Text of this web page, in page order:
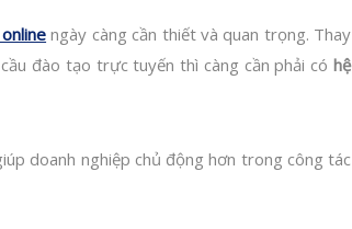
ngày càng cần thiết và quan trọng. Thay
đào tạo trực tuyến thì càng cần phải có hệ
doanh nghiệp chủ động hơn trong công tác